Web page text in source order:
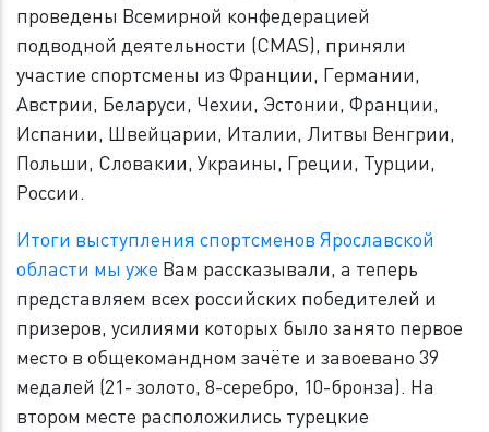
проведены Всемирной конфедерацией
подводной деятельности (CMAS), приняли
участие спортсмены из Франции, Германии,
Австрии, Беларуси, Чехии, Эстонии, Франции,
Испании, Швейцарии, Италии, Литвы Венгрии,
Польши, Словакии, Украины, Греции, Турции,
России.
Итоги выступления спортсменов Ярославской
области мы уже Вам рассказывали, а теперь
представляем всех российских победителей и
призеров, усилиями которых было занято первое
место в общекомандном зачёте и завоевано 39
медалей (21- золото, 8-серебро, 10-бронза). На
втором месте расположились турецкие